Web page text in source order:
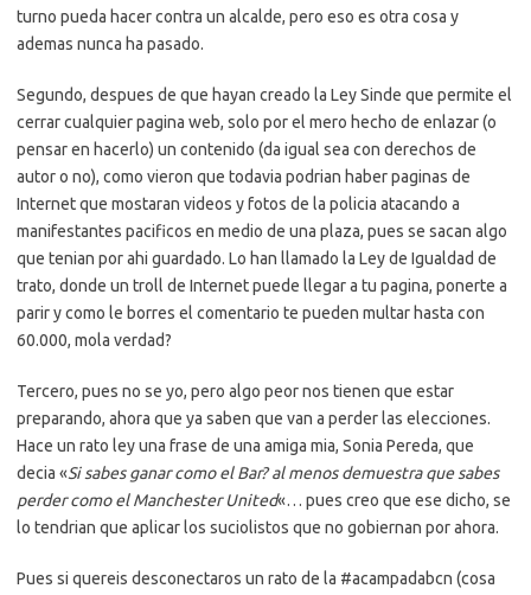
turno pueda hacer contra un alcalde, pero eso es otra cosa y
ademas nunca ha pasado.
Segundo, despues de que hayan creado la Ley Sinde que permite el
cerrar cualquier pagina web, solo por el mero hecho de enlazar (o
pensar en hacerlo) un contenido (da igual sea con derechos de
autor o no), como vieron que todavia podrian haber paginas de
Internet que mostaran videos y fotos de la policia atacando a
manifestantes pacificos en medio de una plaza, pues se sacan algo
que tenian por ahi guardado. Lo han llamado la Ley de Igualdad de
trato, donde un troll de Internet puede llegar a tu pagina, ponerte a
parir y como le borres el comentario te pueden multar hasta con
60.000, mola verdad?
Tercero, pues no se yo, pero algo peor nos tienen que estar
preparando, ahora que ya saben que van a perder las elecciones.
Hace un rato ley una frase de una amiga mia, Sonia Pereda, que
decia «Si sabes ganar como el Bar? al menos demuestra que sabes
perder como el Manchester United«… pues creo que ese dicho, se
lo tendrian que aplicar los suciolistos que no gobiernan por ahora.
Pues si quereis desconectaros un rato de la #acampadabcn (cosa